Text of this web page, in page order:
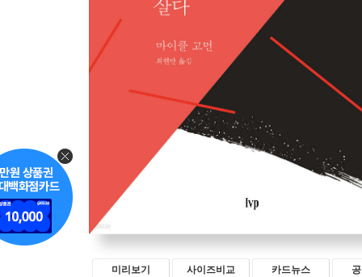
미리보기 사이즈비교 카드뉴스